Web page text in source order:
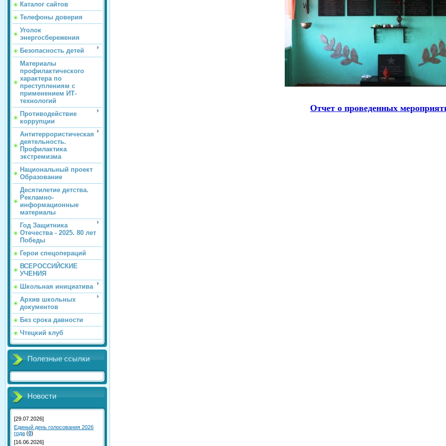
Каталог сайтов
Телефоны доверия
Уголок
энергосбережения
Безопасность детей
Материалы
профилактического
характера по
преступлениям с
применением ИТ-
технологий
Противодействие
коррупции
Антитеррористическая
деятельность.
Профилактика
экстремизма
Национальный проект
Образование
Десятилетие детства.
Рекламно-
информационные
материалы
Год Защитника
Отечества - 2025. 80 лет
Победы
Герои спецопераций
ВСЕРОССИЙСКИЕ
УЧЕНИЯ
Школьная инициатива
Архив школьных
документов
Без срока давности
Чтецкий клуб
Полезные ссылки
Новости
[29.07.2026]
Единый день голосования 2026
года (0)
[16.06.2026]
Отчет о проведенных